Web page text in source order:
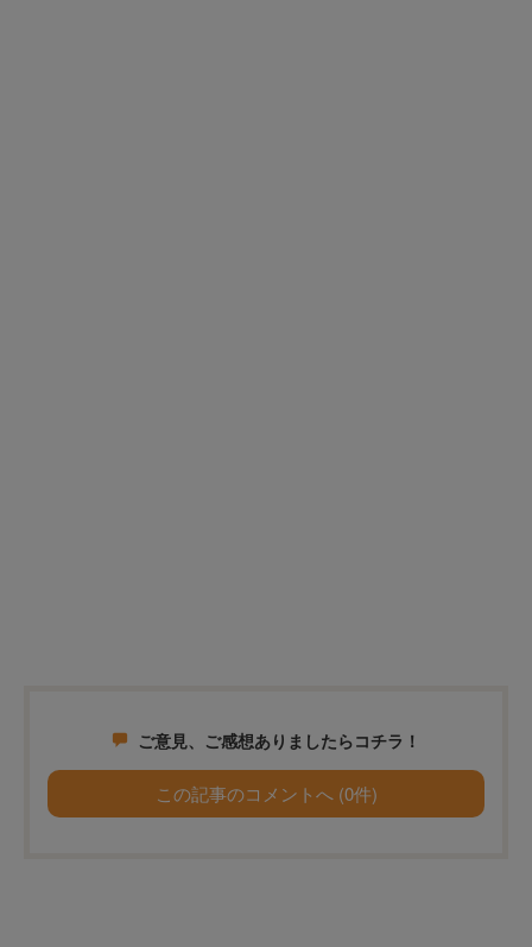
ご意見、ご感想ありましたらコチラ！
この記事のコメントへ (0件)